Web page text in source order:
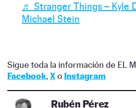
♬ Stranger Things – Kyle
Michael Stein
Sigue toda la información de EL
Facebook, Xo Instagram
Rubén Pérez